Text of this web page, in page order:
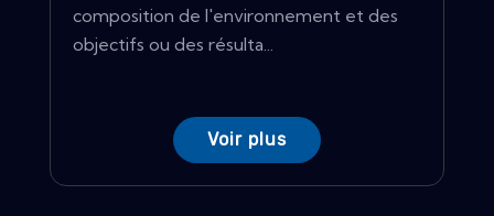
composition de l'environnement et des
objectifs ou des résulta...
Voir plus